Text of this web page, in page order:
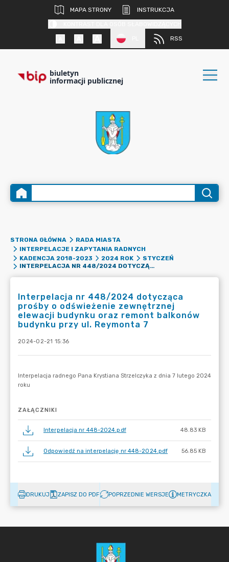
MAPA STRONY
INSTRUKCJA
RSS
biuletyn
informacji publicznej
STRONA GŁÓWNA
RADA MIASTA
INTERPELACJE I ZAPYTANIA RADNYCH
KADENCJA 2018-2023
2024 ROK
STYCZEŃ
INTERPELACJA NR 448/2024 DOTYCZĄCA PROŚBY O ODŚWIEŻENIE ZEWNĘTRZNEJ ELEWACJI BUDYNKU ORAZ REMONT BALKONÓW BUDYNKU PRZY UL. REYMONTA 7
Interpelacja nr 448/2024 dotycząca
prośby o odświeżenie zewnętrznej
elewacji budynku oraz remont balkonów
budynku przy ul. Reymonta 7
2024-02-21 15:36
ZAŁĄCZNIKI
Interpelacja nr 448-2024.pdf 48.83 KB
Odpowiedź na interpelację nr 448-2024.pdf 56.85 KB
DRUKUJ ZAPISZ DO PDF POPRZEDNIE WERSJE METRYCZKA